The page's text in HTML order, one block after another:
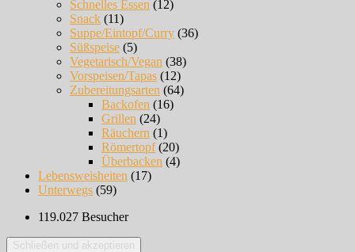
Schnelles Essen (12)
Snack (11)
Suppe/Eintopf/Curry (36)
Süßspeise (5)
Vegetarisch/Vegan (38)
Vorspeisen/Tapas (12)
Zubereitungsarten (64)
Backofen (16)
Grillen (24)
Räuchern (1)
Römertopf(20)
Überbacken (4)
Lebensweisheiten (17)
Unterwegs (59)
119.027 Besucher